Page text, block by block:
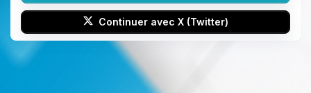
Continuer avec X (Twitter)